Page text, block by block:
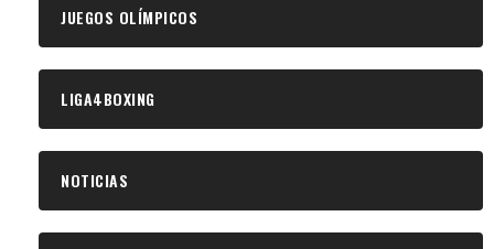
JUEGOS OLÍMPICOS
LIGA4BOXING
NOTICIAS